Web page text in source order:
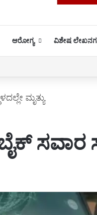
ಆರೋಗ್ಯ ವಿಶೇಷ
ಮೃತ್ಯು
ಸವಾರ